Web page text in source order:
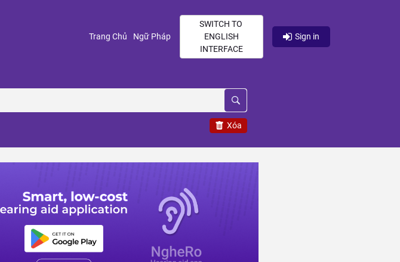
Trang Chủ (current)
Ngữ Pháp(current)
SWITCH TO
ENGLISH
INTERFACE
Sign in
Xóa